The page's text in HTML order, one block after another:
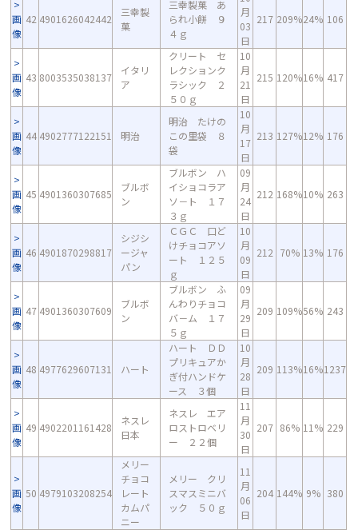
画
像
42 4901626042442
三幸製
菓
三幸製菓 あ
られ小餅 ９
４ｇ
月
03
日
217 209%24% 106
画
像
43 8003535038137
イタリ
ア
クリート セ
レクションク
ラシック ２
５０ｇ
10
月
21
日
215 120%16% 417
画
像
44 4902777122151 明治
明治 たけの
この里袋 ８
袋
10
月
17
日
213 127%12% 176
画
像
45 4901360307685
ブルボ
ン
ブルボン ハ
イショコラア
ソ－ト １７
３ｇ
09
月
24
日
212 168%10% 263
画
像
46 4901870298817
シジシ
ージャ
パン
ＣＧＣ 口ど
けチョコアソ
ート １２５
ｇ
10
月
09
日
212 70% 13% 176
画
像
47 4901360307609
ブルボ
ン
ブルボン ふ
んわりチョコ
バ－ム １７
５ｇ
09
月
29
日
209 109%56% 243
画
像
48 4977629607131 ハート
ハート ＤＤ
プリキュアか
ぎ付ハンドケ
ース ３個
10
月
28
日
209 113%16%1237
画
像
49 4902201161428
ネスレ
日本
ネスレ エア
ロストロベリ
ー ２２個
11
月
30
日
207 86% 11% 229
画
像
50 4979103208254
メリー
チョコ
レート
カムパ
ニー
メリー クリ
スマスミニバ
ック ５０ｇ
11
月
06
日
204 144% 9% 380